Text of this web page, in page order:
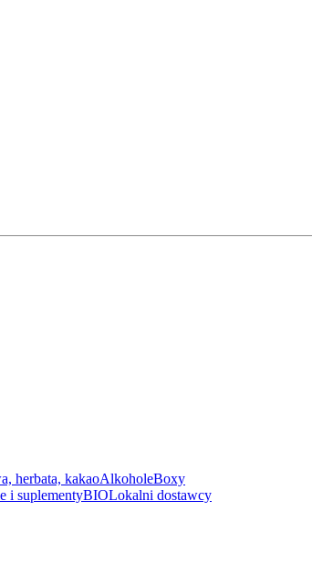
herbata, kakaoAlkoholeBoxy
i suplementyBIOLokalni dostawcy